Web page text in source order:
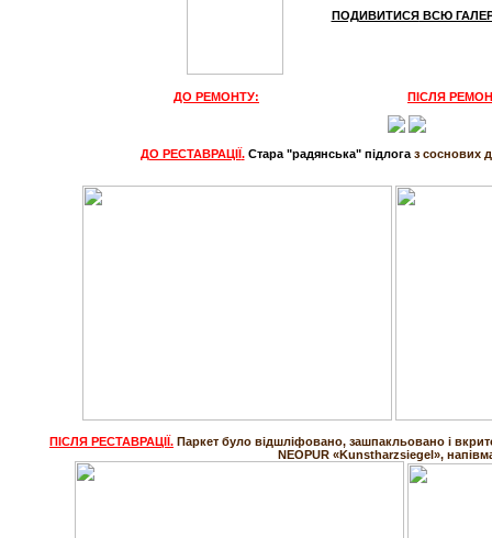
ПОДИВИТИСЯВСЮ
ДО РЕМОНТУ: ПІСЛЯ
ДО РЕСТАВРАЦІЇ. Стара "радянська" підлогаз соснових
ПІСЛЯ РЕСТАВРАЦІЇ. Паркет було відшліфовано, зашпакльовано і
NEOPUR «Kunstharzsiegel»,